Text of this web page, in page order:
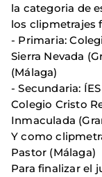
la categoria de
los clipmetrajes
- Primaria:
Sierra Nevada
(Málaga)
- Secundaria:
Colegio Cristo
Inmaculada
Y como
Pastor (Málaga)
Para finalizar el